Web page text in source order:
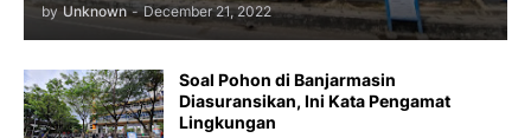
by Unknown - December 21, 2022
Soal Pohon di Banjarmasin
Diasuransikan, Ini Kata Pengamat
Lingkungan